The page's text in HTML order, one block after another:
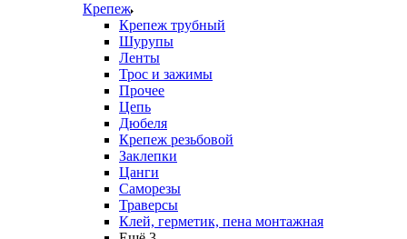
Крепеж
Крепеж трубный
Шурупы
Ленты
Трос и зажимы
Прочее
Цепь
Дюбеля
Крепеж резьбовой
Заклепки
Цанги
Саморезы
Траверсы
Клей, герметик, пена монтажная